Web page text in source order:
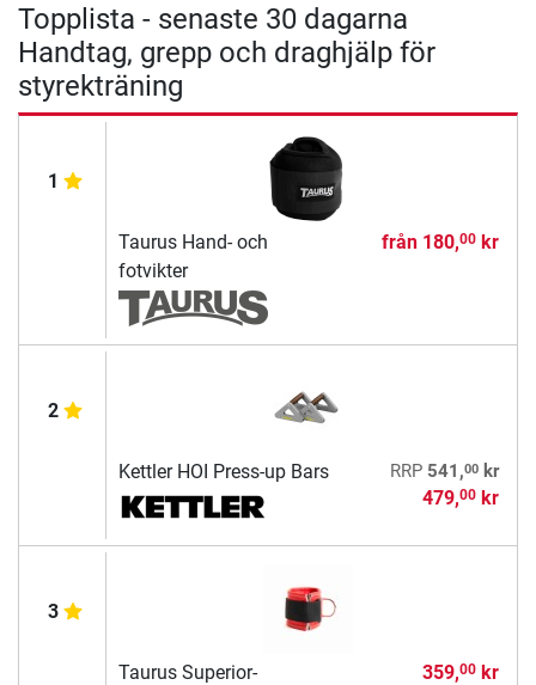
Topplista - senaste 30 dagarna
Handtag, grepp och draghjälp för
styrekträning
1
Taurus Hand- och
fotvikter
från 180,00kr
2
Kettler HOI Press-up Bars RRP 541,00kr
479,00kr
3
Taurus Superior-
359,00kr